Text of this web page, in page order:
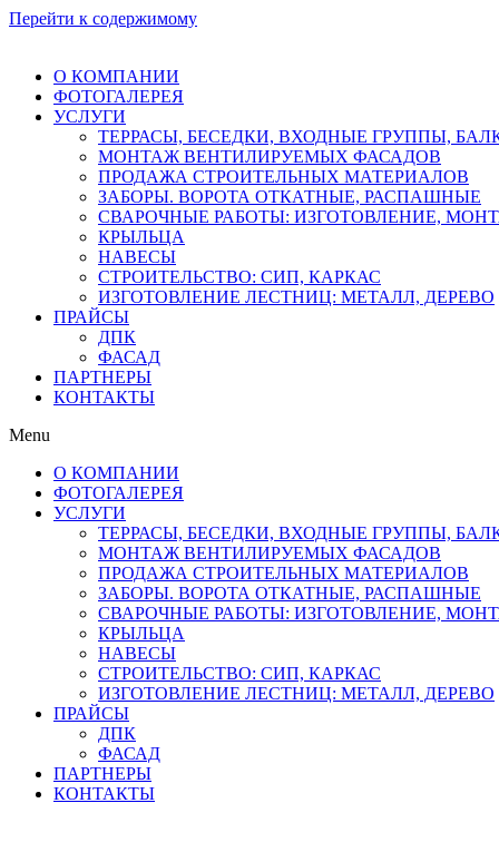
Перейти к содержимому
О КОМПАНИИ
ФОТОГАЛЕРЕЯ
УСЛУГИ
ТЕРРАСЫ, БЕСЕДКИ, ВХОДНЫЕ ГРУППЫ,
МОНТАЖ ВЕНТИЛИРУЕМЫХ ФАСАДОВ
ПРОДАЖА СТРОИТЕЛЬНЫХ МАТЕРИАЛОВ
ЗАБОРЫ. ВОРОТА ОТКАТНЫЕ, РАСПАШНЫЕ
СВАРОЧНЫЕ РАБОТЫ: ИЗГОТОВЛЕНИЕ,
КРЫЛЬЦА
НАВЕСЫ
СТРОИТЕЛЬСТВО: СИП, КАРКАС
ИЗГОТОВЛЕНИЕ ЛЕСТНИЦ: МЕТАЛЛ, ДЕРЕВО
ПРАЙСЫ
ДПК
ФАСАД
ПАРТНЕРЫ
КОНТАКТЫ
Menu
О КОМПАНИИ
ФОТОГАЛЕРЕЯ
УСЛУГИ
ТЕРРАСЫ, БЕСЕДКИ, ВХОДНЫЕ ГРУППЫ,
МОНТАЖ ВЕНТИЛИРУЕМЫХ ФАСАДОВ
ПРОДАЖА СТРОИТЕЛЬНЫХ МАТЕРИАЛОВ
ЗАБОРЫ. ВОРОТА ОТКАТНЫЕ, РАСПАШНЫЕ
СВАРОЧНЫЕ РАБОТЫ: ИЗГОТОВЛЕНИЕ,
КРЫЛЬЦА
НАВЕСЫ
СТРОИТЕЛЬСТВО: СИП, КАРКАС
ИЗГОТОВЛЕНИЕ ЛЕСТНИЦ: МЕТАЛЛ, ДЕРЕВО
ПРАЙСЫ
ДПК
ФАСАД
ПАРТНЕРЫ
КОНТАКТЫ